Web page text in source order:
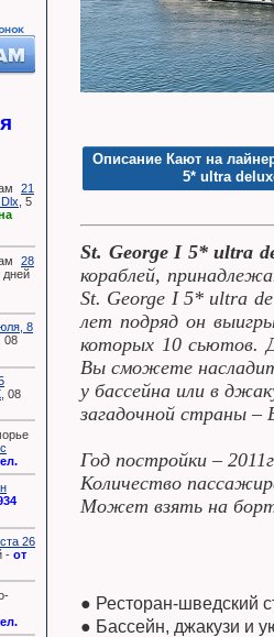
21
, 5
28
дней
8
, 08
, 08
26
- от
Описание Кают на
5* ultra
St. George I 5* ultra
кораблей,
St. George I 5* ultra
лет подряд он
которых 10 сьютов.
Вы сможете
у бассейна или в
загадочной страны –
Год постройки –
Количество
Может взять на
● Ресторан-шведский
● Бассейн, джакузи и